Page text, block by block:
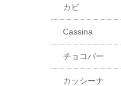
カビ
Cassina
チョコバー
カッシーナ